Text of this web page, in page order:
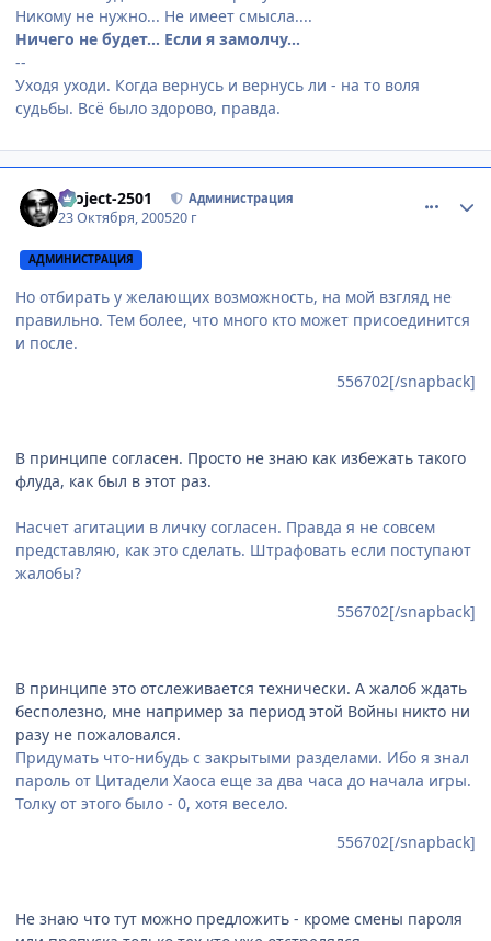
Никому не нужно... Не имеет смысла....
Ничего не будет... Если я замолчу...
--
Уходя уходи. Когда вернусь и вернусь ли - на то воля
судьбы. Всё было здорово, правда.
Project-2501 Администрация
23 Октября, 200520 г
АДМИНИСТРАЦИЯ
Но отбирать у желающих возможность, на мой взгляд не
правильно. Тем более, что много кто может присоединится
и после.
556702[/snapback]
В принципе согласен. Просто не знаю как избежать такого
флуда, как был в этот раз.
Насчет агитации в личку согласен. Правда я не совсем
представляю, как это сделать. Штрафовать если поступают
жалобы?
556702[/snapback]
В принципе это отслеживается технически. А жалоб ждать
бесполезно, мне например за период этой Войны никто ни
разу не пожаловался.
Придумать что-нибудь с закрытыми разделами. Ибо я знал
пароль от Цитадели Хаоса еще за два часа до начала игры.
Толку от этого было - 0, хотя весело.
556702[/snapback]
Не знаю что тут можно предложить - кроме смены пароля